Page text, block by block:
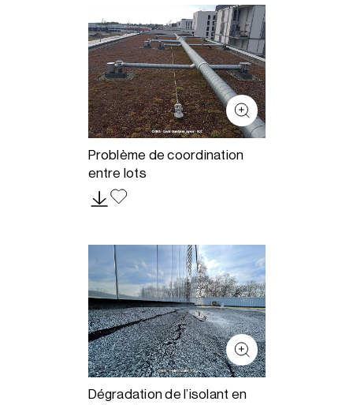
Problème de coordination
entre lots
Dégradation de l’isolant en